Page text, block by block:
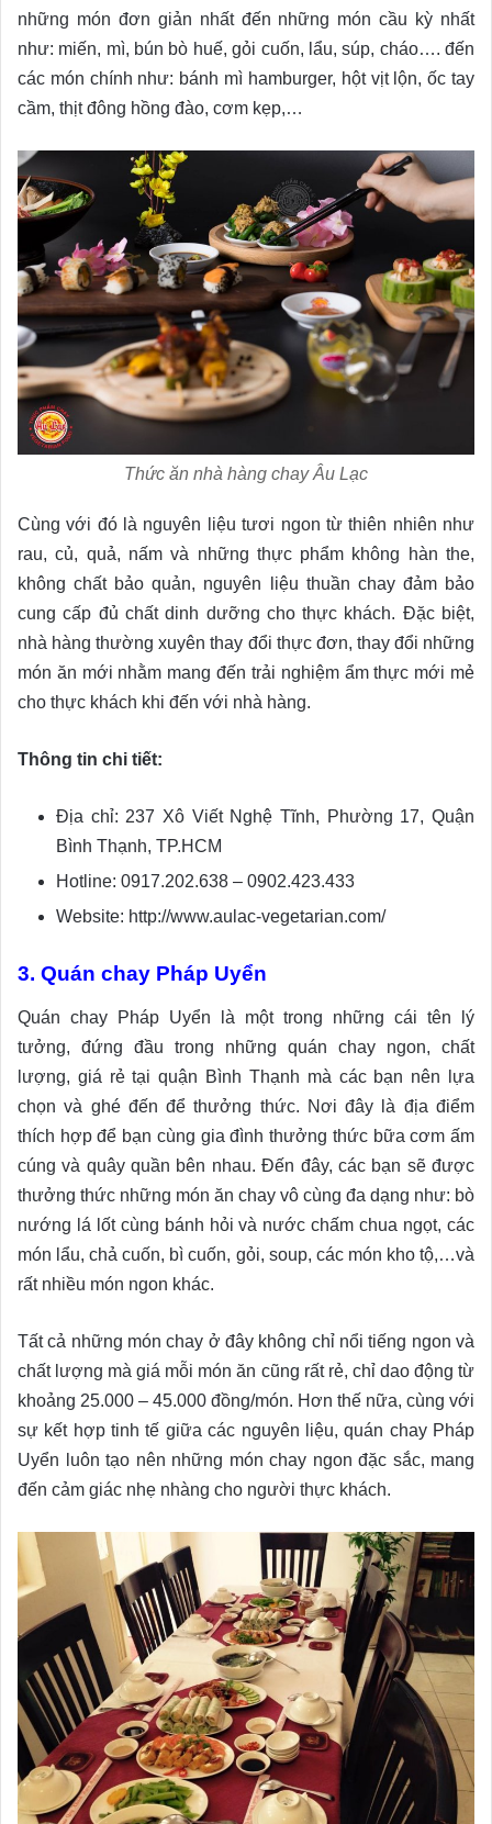
những món đơn giản nhất đến những món cầu kỳ nhất
như: miến, mì, bún bò huế, gỏi cuốn, lẩu, súp, cháo…. đến
các món chính như: bánh mì hamburger, hột vịt lộn, ốc tay
cầm, thịt đông hồng đào, cơm kẹp,…
Thức ăn nhà hàng chay Âu Lạc
Cùng với đó là nguyên liệu tươi ngon từ thiên nhiên như
rau, củ, quả, nấm và những thực phẩm không hàn the,
không chất bảo quản, nguyên liệu thuần chay đảm bảo
cung cấp đủ chất dinh dưỡng cho thực khách. Đặc biệt,
nhà hàng thường xuyên thay đổi thực đơn, thay đổi những
món ăn mới nhằm mang đến trải nghiệm ẩm thực mới mẻ
cho thực khách khi đến với nhà hàng.
Thông tin chi tiết:
Địa chỉ: 237 Xô Viết Nghệ Tĩnh, Phường 17, Quận
Bình Thạnh, TP.HCM
Hotline: 0917.202.638 – 0902.423.433
Website: http://www.aulac-vegetarian.com/
3. Quán chay Pháp Uyển
Quán chay Pháp Uyển là một trong những cái tên lý
tưởng, đứng đầu trong những quán chay ngon, chất
lượng, giá rẻ tại quận Bình Thạnh mà các bạn nên lựa
chọn và ghé đến để thưởng thức. Nơi đây là địa điểm
thích hợp để bạn cùng gia đình thưởng thức bữa cơm ấm
cúng và quây quần bên nhau. Đến đây, các bạn sẽ được
thưởng thức những món ăn chay vô cùng đa dạng như: bò
nướng lá lốt cùng bánh hỏi và nước chấm chua ngọt, các
món lẩu, chả cuốn, bì cuốn, gỏi, soup, các món kho tộ,…và
rất nhiều món ngon khác.
Tất cả những món chay ở đây không chỉ nổi tiếng ngon và
chất lượng mà giá mỗi món ăn cũng rất rẻ, chỉ dao động từ
khoảng 25.000 – 45.000 đồng/món. Hơn thế nữa, cùng với
sự kết hợp tinh tế giữa các nguyên liệu, quán chay Pháp
Uyển luôn tạo nên những món chay ngon đặc sắc, mang
đến cảm giác nhẹ nhàng cho người thực khách.